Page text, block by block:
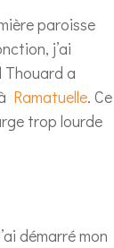
paroisse
j’ai
Thouard a
Ramatuelle. Ce
trop lourde
démarré mon